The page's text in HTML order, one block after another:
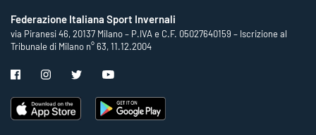
Federazione Italiana Sport Invernali
via Piranesi 46, 20137 Milano – P.IVA e C.F. 05027640159 – Iscrizione al
Tribunale di Milano n° 63, 11.12.2004